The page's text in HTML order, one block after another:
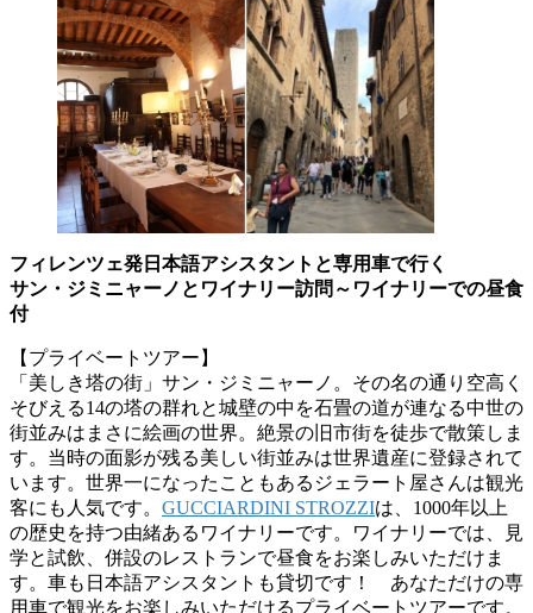
フィレンツェ発日本語アシスタントと専用車で行く
サン・ジミニャーノとワイナリー訪問～ワイナリーでの昼食
付
【プライベートツアー】
「美しき塔の街」サン・ジミニャーノ。その名の通り空高く
そびえる14の塔の群れと城壁の中を石畳の道が連なる中世の
街並みはまさに絵画の世界。絶景の旧市街を徒歩で散策しま
す。当時の面影が残る美しい街並みは世界遺産に登録されて
います。世界一になったこともあるジェラート屋さんは観光
客にも人気です。 GUCCIARDINI STROZZIは、1000年以上
の歴史を持つ由緒あるワイナリーです。ワイナリーでは、見
学と試飲、併設のレストランで昼食をお楽しみいただけま
す。車も日本語アシスタントも貸切です！ あなただけの専
用車で観光をお楽しみいただけるプライベートツアーです。